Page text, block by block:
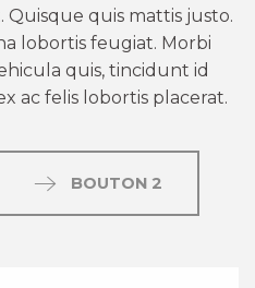
Quisque quis mattis justo.
lobortis feugiat. Morbi
quis, tincidunt id
ac felis lobortis placerat.
BOUTON 2